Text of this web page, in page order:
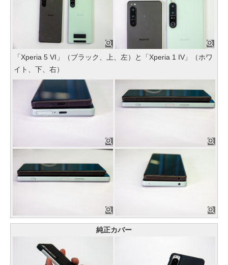
「Xperia 5 VI」（ブラック、上、左）と「Xperia 1 IV」（ホワ
イト、下、右）
純正カバー